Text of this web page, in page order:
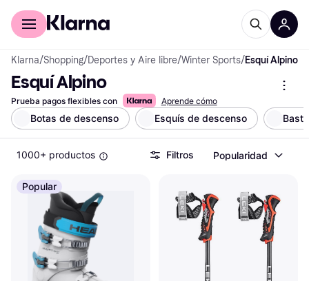
Comprar con Klarna
Klarna/Shopping/Deportes y Aire libre/Winter Sports/Esquí Alpino
Esquí Alpino
Prueba pagos flexibles con Aprende cómo
Botas de descenso Esquís de descenso
1000+ productos Filtros Popularidad
Popular